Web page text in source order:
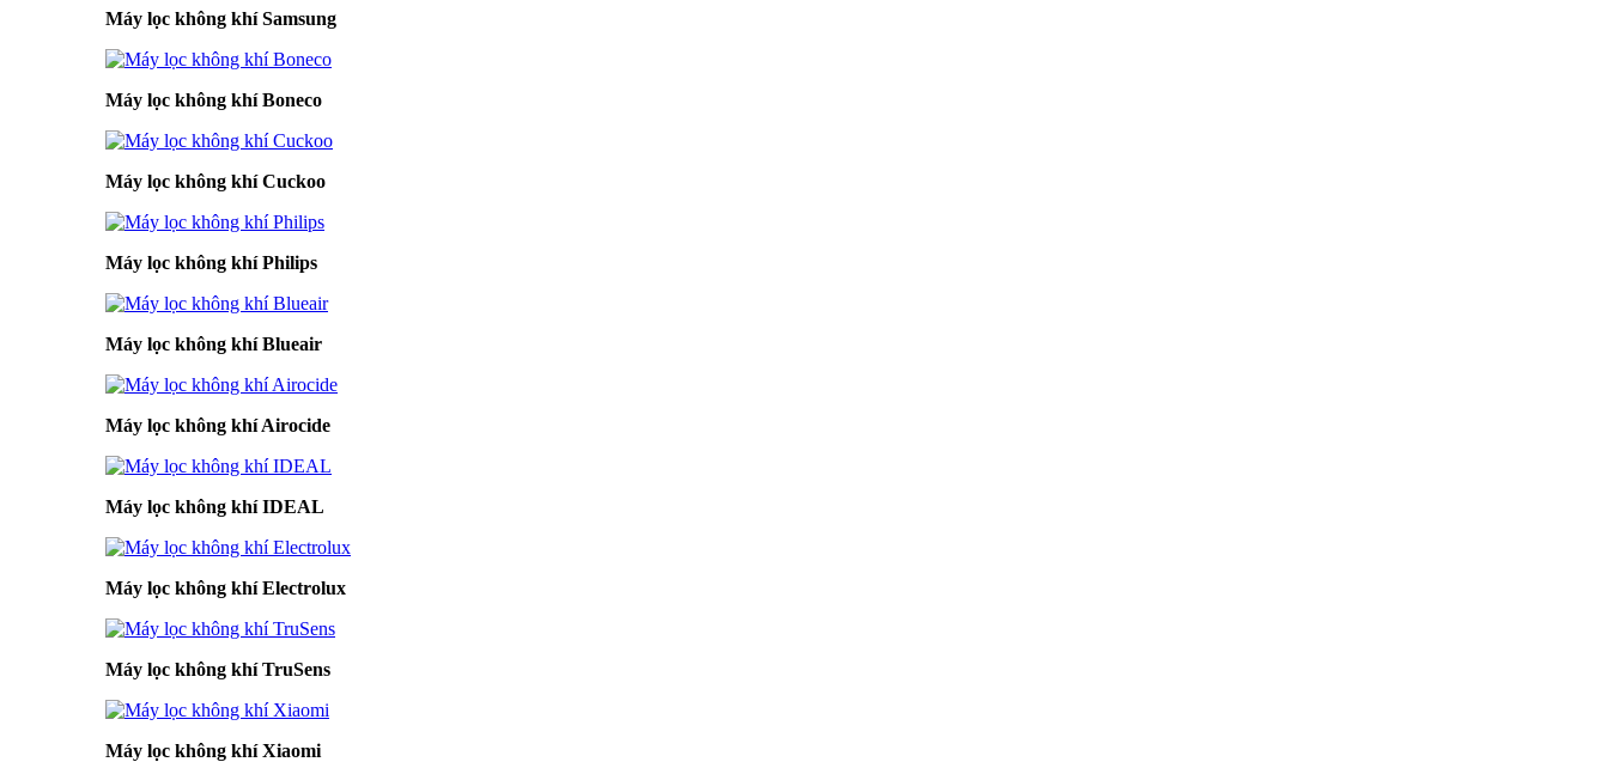
Máy lọc không khí Samsung
Máy lọc không khí Boneco
Máy lọc không khí Cuckoo
Máy lọc không khí Philips
Máy lọc không khí Blueair
Máy lọc không khí Airocide
Máy lọc không khí IDEAL
Máy lọc không khí Electrolux
Máy lọc không khí TruSens
Máy lọc không khí Xiaomi